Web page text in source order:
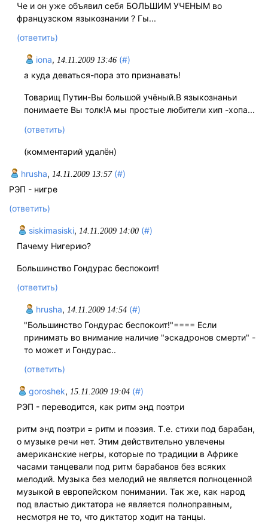
Че и он уже объявил себя БОЛЬШИМ УЧЕНЫМ во
французском языкознании ? Гы...
(ответить)
iona, 14.11.2009 13:46 (#)
а куда деваться-пора это признавать!
Товарищ Путин-Вы большой учёный.В языкознаньи
понимаете Вы толк!А мы простые любители хип -хопа...
(ответить)
(комментарий удалён)
hrusha, 14.11.2009 13:57 (#)
РЭП - нигре
(ответить)
siskimasiski, 14.11.2009 14:00 (#)
Пачему Нигерию?
Большинство Гондурас беспокоит!
(ответить)
hrusha, 14.11.2009 14:54 (#)
"Большинство Гондурас беспокоит!"==== Если
принимать во внимание наличие "эскадронов смерти" -
то может и Гондурас..
(ответить)
goroshek, 15.11.2009 19:04 (#)
РЭП - переводится, как ритм энд поэтри
pитм энд поэтри = ритм и поэзия. Т.е. стихи под барабан,
о музыке речи нет. Этим действительно увлечены
американские негры, которые по традиции в Африке
часами танцевали под ритм барабанов без всяких
мелодий. Музыка без мелодий не является полноценной
музыкой в европейском понимании. Так же, как народ
под властью диктатора не является полноправным,
несмотря не то, что диктатор ходит на танцы.